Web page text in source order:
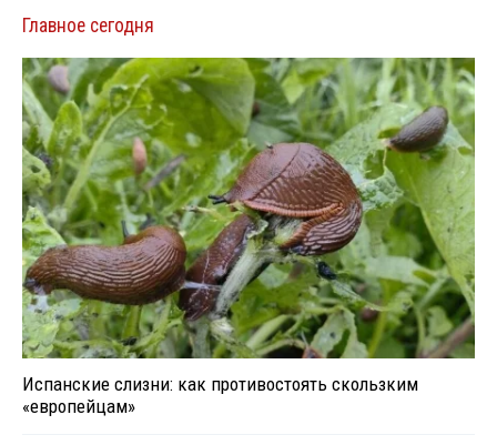
Главное сегодня
Испанские слизни: как противостоять скользким
«европейцам»